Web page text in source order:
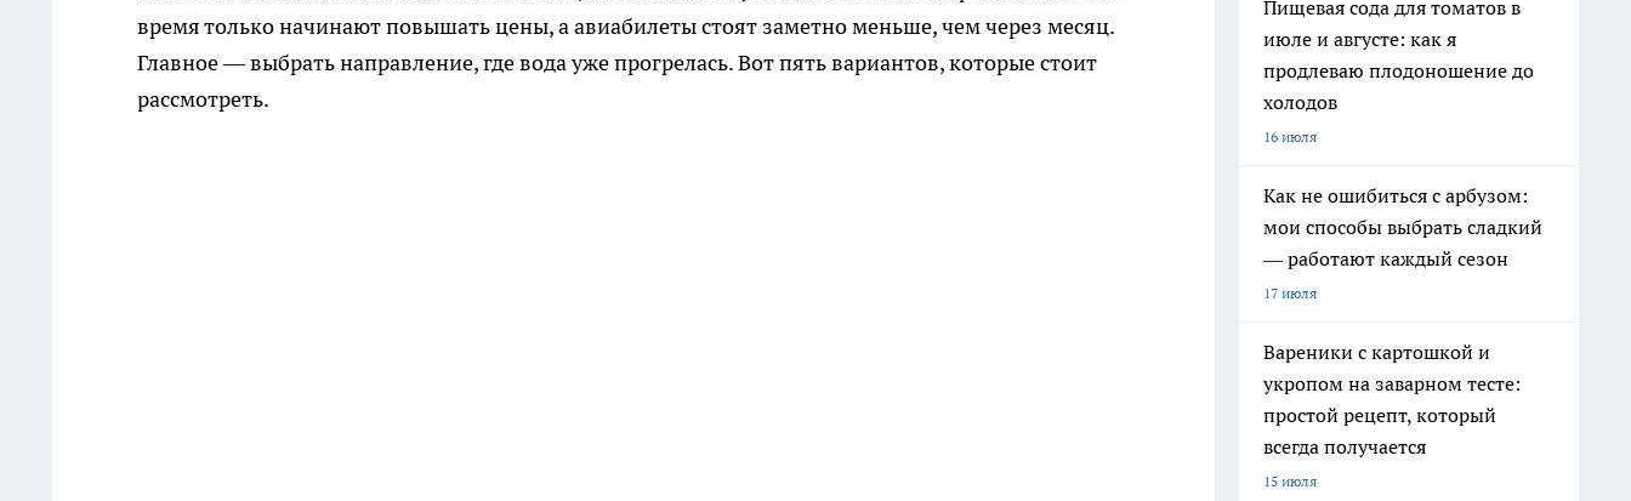
время только начинают повышать цены, а авиабилеты стоят заметно меньше, чем через месяц.
Главное — выбрать направление, где вода уже прогрелась. Вот пять вариантов, которые стоит
рассмотреть.
Пищевая сода для томатов в
июле и августе: как я
продлеваю плодоношение до
холодов
16 июля
Как не ошибиться с арбузом:
мои способы выбрать сладкий
— работают каждый сезон
17 июля
Вареники с картошкой и
укропом на заварном тесте:
простой рецепт, который
всегда получается
15 июля